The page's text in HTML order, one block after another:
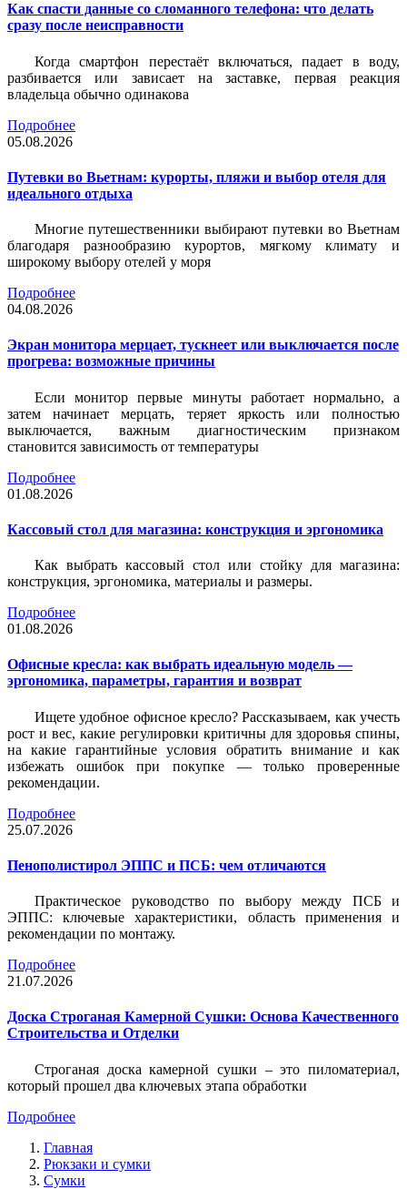
Как спасти данные со сломанного телефона: что делать
сразу после неисправности
Когда смартфон перестаёт включаться, падает в воду,
разбивается или зависает на заставке, первая реакция
владельца обычно одинакова
Подробнее
05.08.2026
Путевки во Вьетнам: курорты, пляжи и выбор отеля для
идеального отдыха
Многие путешественники выбирают путевки во Вьетнам
благодаря разнообразию курортов, мягкому климату и
широкому выбору отелей у моря
Подробнее
04.08.2026
Экран монитора мерцает, тускнеет или выключается после
прогрева: возможные причины
Если монитор первые минуты работает нормально, а
затем начинает мерцать, теряет яркость или полностью
выключается, важным диагностическим признаком
становится зависимость от температуры
Подробнее
01.08.2026
Кассовый стол для магазина: конструкция и эргономика
Как выбрать кассовый стол или стойку для магазина:
конструкция, эргономика, материалы и размеры.
Подробнее
01.08.2026
Офисные кресла: как выбрать идеальную модель —
эргономика, параметры, гарантия и возврат
Ищете удобное офисное кресло? Рассказываем, как учесть
рост и вес, какие регулировки критичны для здоровья спины,
на какие гарантийные условия обратить внимание и как
избежать ошибок при покупке — только проверенные
рекомендации.
Подробнее
25.07.2026
Пенополистирол ЭППС и ПСБ: чем отличаются
Практическое руководство по выбору между ПСБ и
ЭППС: ключевые характеристики, область применения и
рекомендации по монтажу.
Подробнее
21.07.2026
Доска Строганая Камерной Сушки: Основа Качественного
Строительства и Отделки
Строганая доска камерной сушки – это пиломатериал,
который прошел два ключевых этапа обработки
Подробнее
Главная
Рюкзаки и сумки
Сумки